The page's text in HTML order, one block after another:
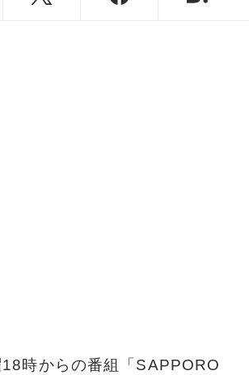
時からの番組「SAPPORO